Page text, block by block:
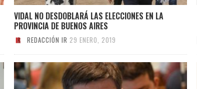
VIDAL NO DESDOBLARÁ LAS ELECCIONES EN LA
PROVINCIA DE BUENOS AIRES
REDACCIÓN IR 29 ENERO, 2019